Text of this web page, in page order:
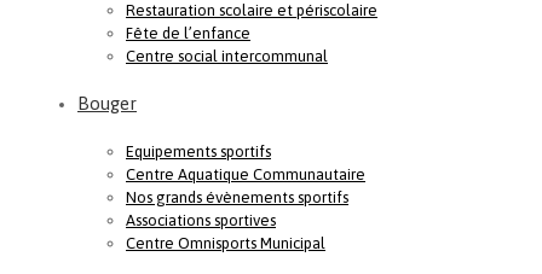
Restauration scolaire et périscolaire
Fête de l’enfance
Centre social intercommunal
Bouger
Equipements sportifs
Centre Aquatique Communautaire
Nos grands évènements sportifs
Associations sportives
Centre Omnisports Municipal